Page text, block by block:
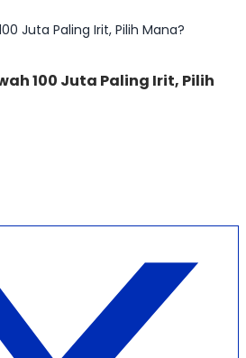
Juta Paling Irit, Pilih Mana?
100 Juta Paling Irit, Pilih